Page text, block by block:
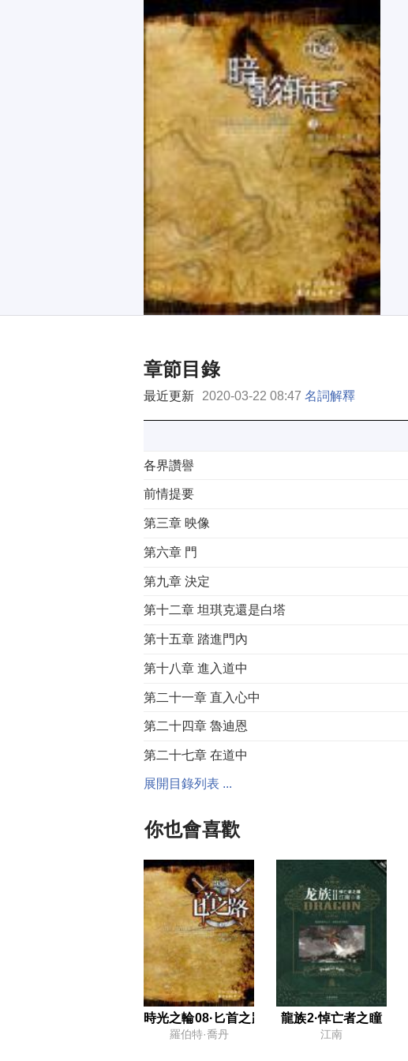
章節目錄
最近更新 2020-03-22 08:47 名詞解釋
各界讚譽
前情提要
第三章 映像
第六章 門
第九章 決定
第十二章 坦琪克還是白塔
第十五章 踏進門內
第十八章 進入道中
第二十一章 直入心中
第二十四章 魯迪恩
第二十七章 在道中
第三十章 橡樹之外
第三十六章 誤導
第三十九章 一杯葡萄酒
第四十二章 缺少的一片葉
第四十五章 匠民的劍
第四十八章 被拒絕的提議
第五十一章 在坦其克的新發現
第五十四章 進入宮殿
展開目錄列表 ...
你也會喜歡
時光之輪08·匕首之路
羅伯特·喬丹
龍族2·悼亡者之瞳
江南